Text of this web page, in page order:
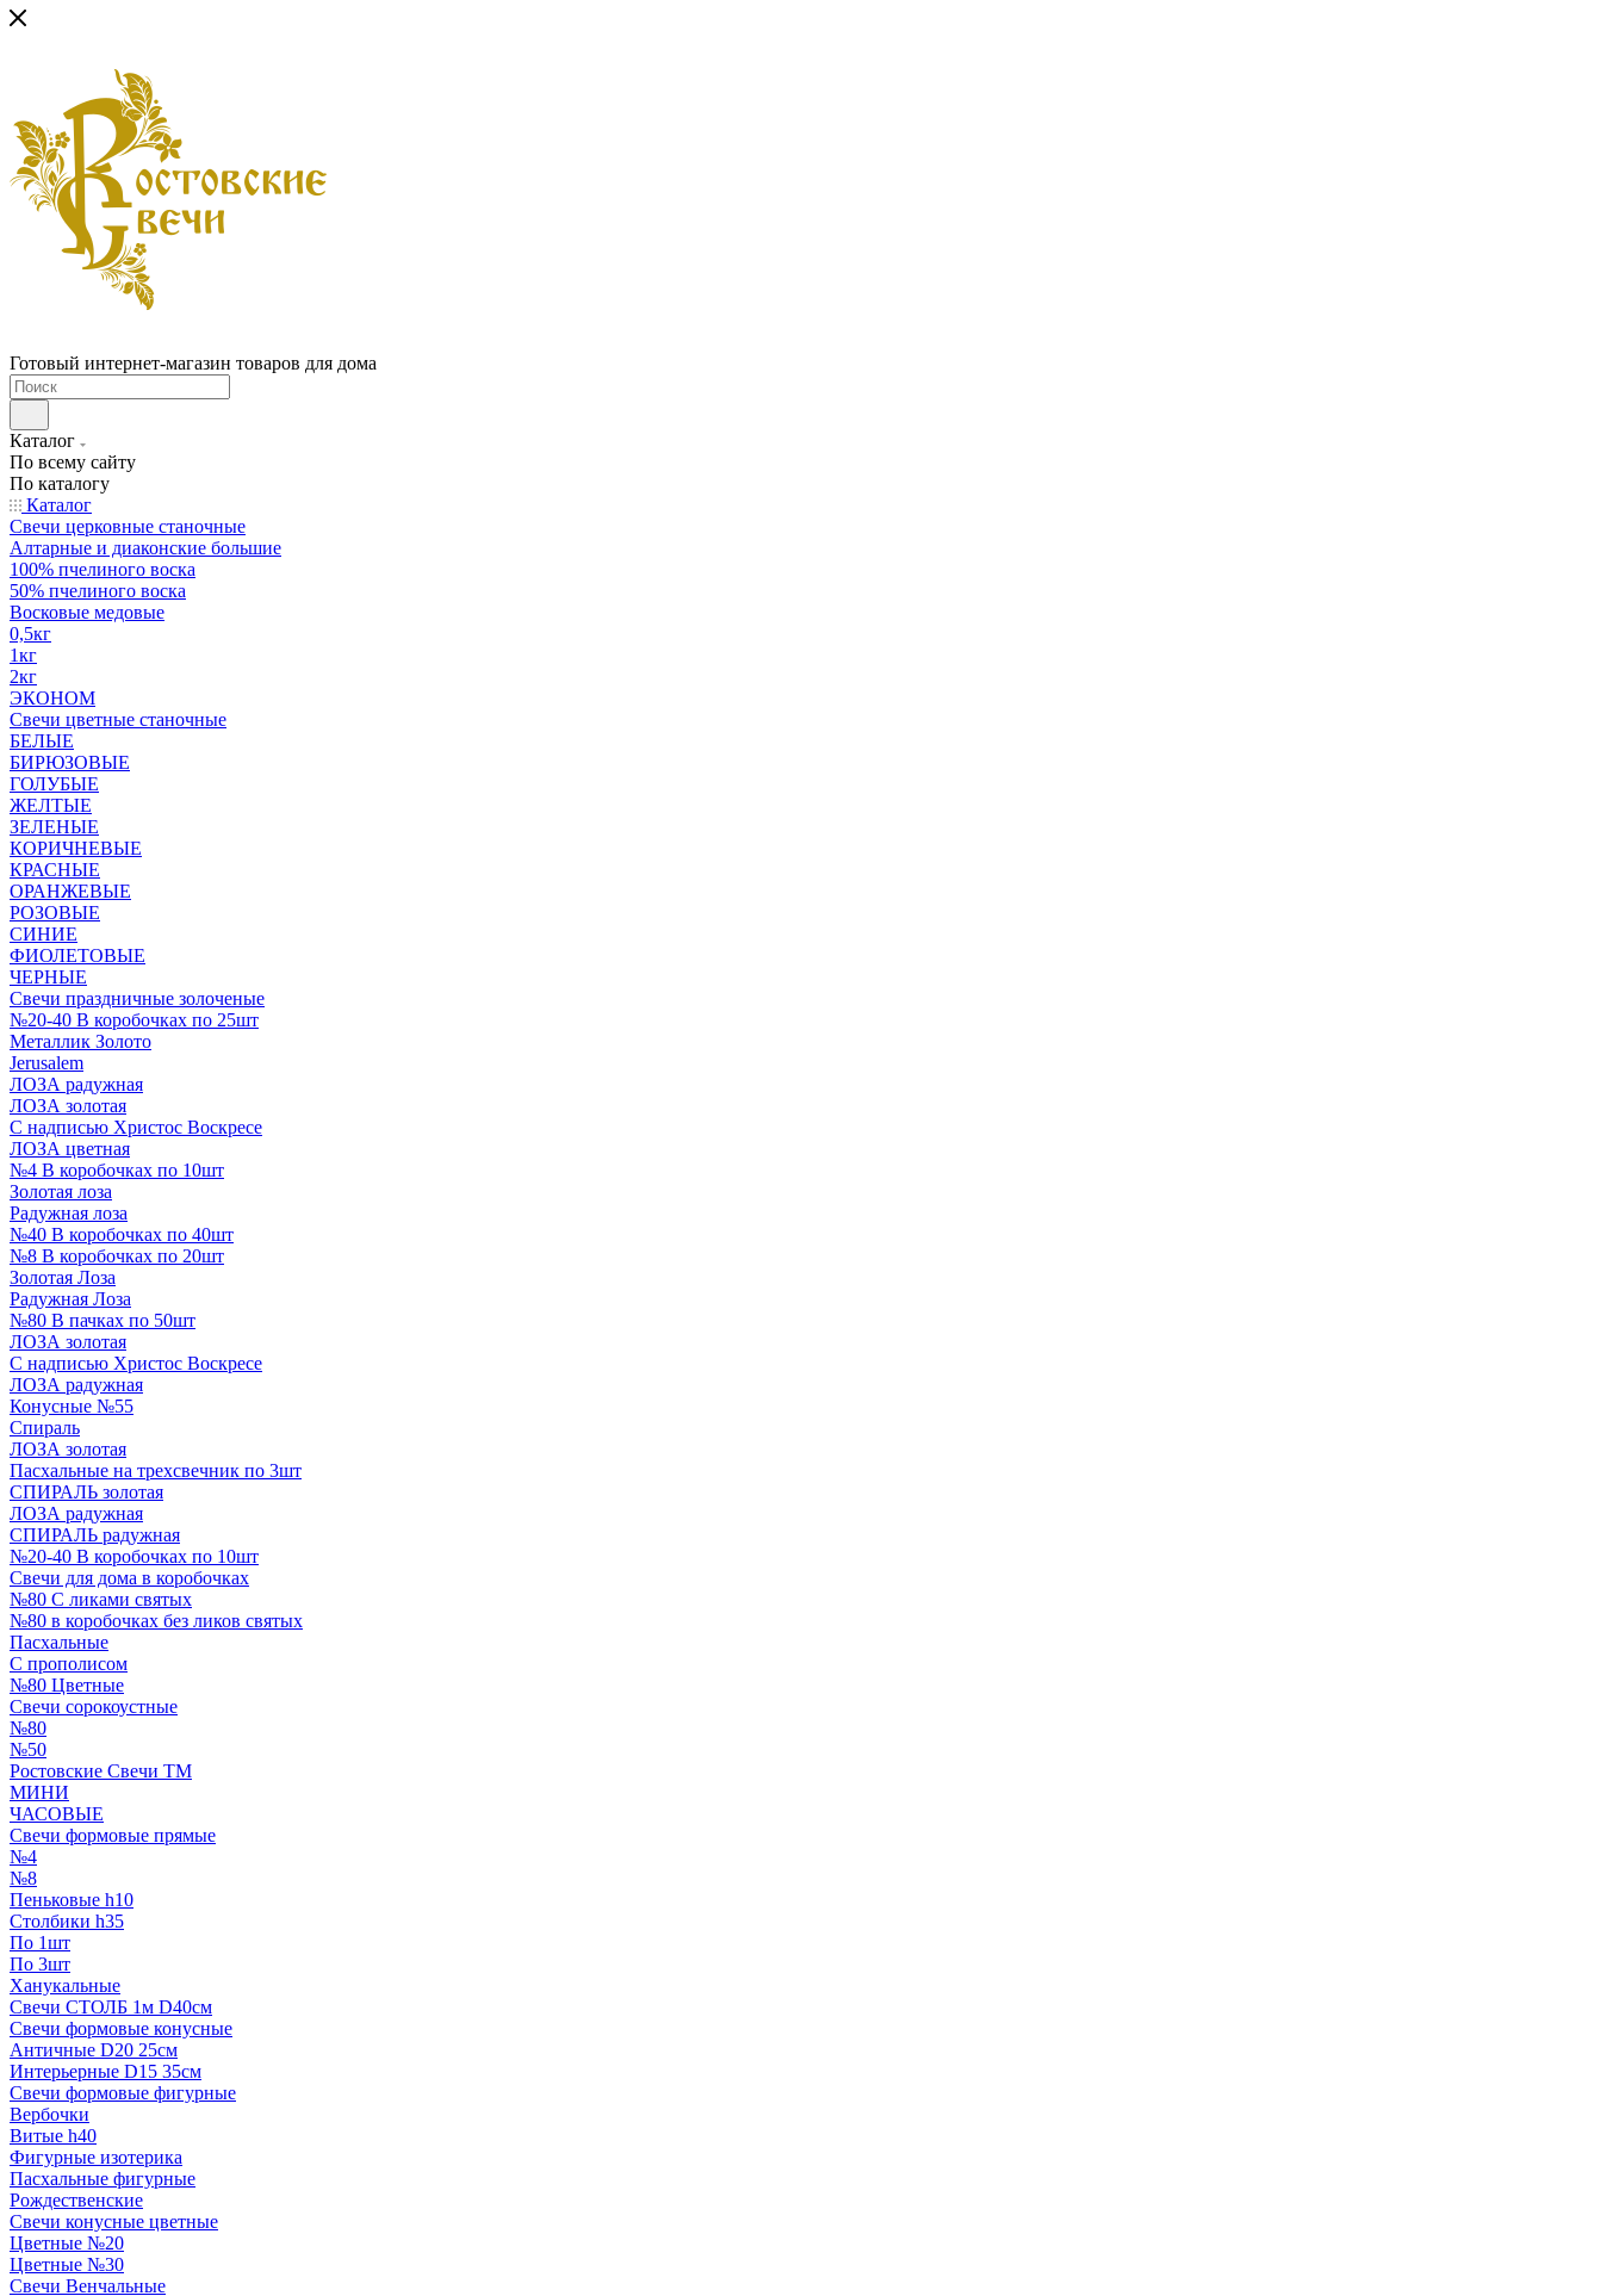
Готовый интернет-магазин товаров для дома
Каталог
По всему сайту
По каталогу
Каталог
Свечи церковные станочные
Алтарные и диаконские большие
100% пчелиного воска
50% пчелиного воска
Восковые медовые
0,5кг
1кг
2кг
ЭКОНОМ
Свечи цветные станочные
БЕЛЫЕ
БИРЮЗОВЫЕ
ГОЛУБЫЕ
ЖЕЛТЫЕ
ЗЕЛЕНЫЕ
КОРИЧНЕВЫЕ
КРАСНЫЕ
ОРАНЖЕВЫЕ
РОЗОВЫЕ
СИНИЕ
ФИОЛЕТОВЫЕ
ЧЕРНЫЕ
Свечи праздничные золоченые
№20-40 В коробочках по 25шт
Металлик Золото
Jerusalem
ЛОЗА радужная
ЛОЗА золотая
С надписью Христос Воскресе
ЛОЗА цветная
№4 В коробочках по 10шт
Золотая лоза
Радужная лоза
№40 В коробочках по 40шт
№8 В коробочках по 20шт
Золотая Лоза
Радужная Лоза
№80 В пачках по 50шт
ЛОЗА золотая
С надписью Христос Воскресе
ЛОЗА радужная
Конусные №55
Спираль
ЛОЗА золотая
Пасхальные на трехсвечник по 3шт
СПИРАЛЬ золотая
ЛОЗА радужная
СПИРАЛЬ радужная
№20-40 В коробочках по 10шт
Свечи для дома в коробочках
№80 С ликами святых
№80 в коробочках без ликов святых
Пасхальные
С прополисом
№80 Цветные
Свечи сорокоустные
№80
№50
Ростовские Свечи ТМ
МИНИ
ЧАСОВЫЕ
Свечи формовые прямые
№4
№8
Пеньковые h10
Столбики h35
По 1шт
По 3шт
Ханукальные
Свечи СТОЛБ 1м D40см
Свечи формовые конусные
Античные D20 25см
Интерьерные D15 35см
Свечи формовые фигурные
Вербочки
Витые h40
Фигурные изотерика
Пасхальные фигурные
Рождественские
Свечи конусные цветные
Цветные №20
Цветные №30
Свечи Венчальные